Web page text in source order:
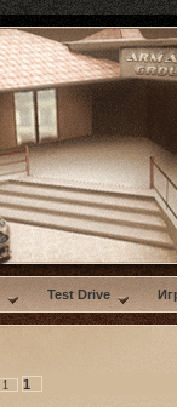
Test Drive
1 1